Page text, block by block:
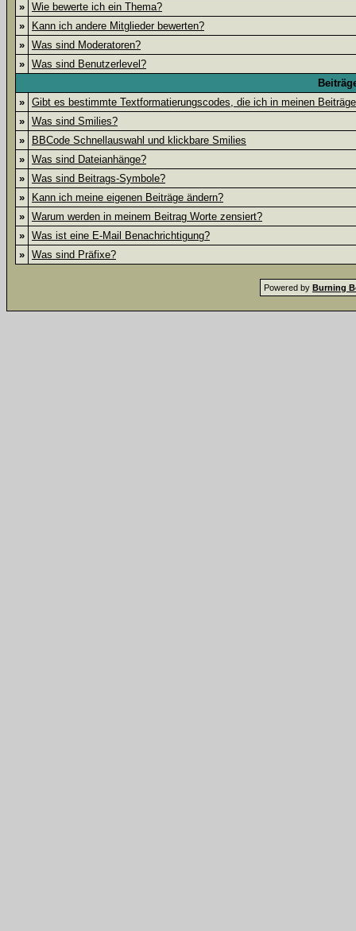
» Wie bewerte ich ein Thema?
»
Kann ich andere Mitglieder bewerten?
» Was sind Moderatoren?
» Was sind Benutzerlevel?
» Gibt es bestimmte Textformatierungscodes, die ich in meinen
» Was sind Smilies?
»
BBCode Schnellauswahl und klickbare Smilies
» Was sind Dateianhänge?
» Was sind Beitrags-Symbole?
»
Kann ich meine eigenen Beiträge ändern?
» Warum werden in meinem Beitrag Worte zensiert?
» Was ist eine E-Mail Benachrichtigung?
» Was sind Präfixe?
Powered by Burning